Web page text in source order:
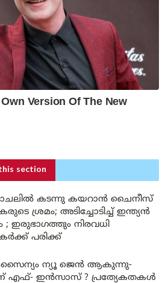
section
കടന്നു കയറാൻ ചൈനീസ്
ശ്രമം; അടിച്ചോടിച്ച് ഇന്ത്യൻ
ഇരുഭാഗത്തും നിരവധി
പരിക്ക്
സൈന്യം ന്യൂ ജെൻ ആകുന്നു-
എഫ്- ഇൻസാസ് ? പ്രത്യേകതകൾ